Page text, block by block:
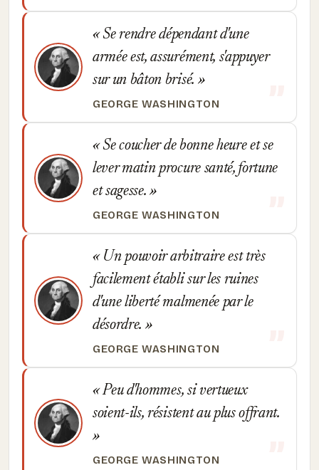
Se rendre dépendant d'une
armée est, assurément, s'appuyer
sur un bâton brisé.
GEORGE WASHINGTON
Se coucher de bonne heure et se
lever matin procure santé, fortune
et sagesse.
GEORGE WASHINGTON
Un pouvoir arbitraire est très
facilement établi sur les ruines
d'une liberté malmenée par le
désordre.
GEORGE WASHINGTON
Peu d'hommes, si vertueux
soient-ils, résistent au plus offrant.
GEORGE WASHINGTON